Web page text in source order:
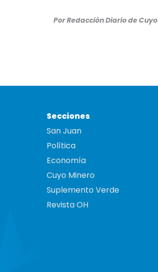
PorRedacción Diario de Cuyo
Secciones
San Juan
Política
Economía
Cuyo Minero
Suplemento Verde
Revista OH